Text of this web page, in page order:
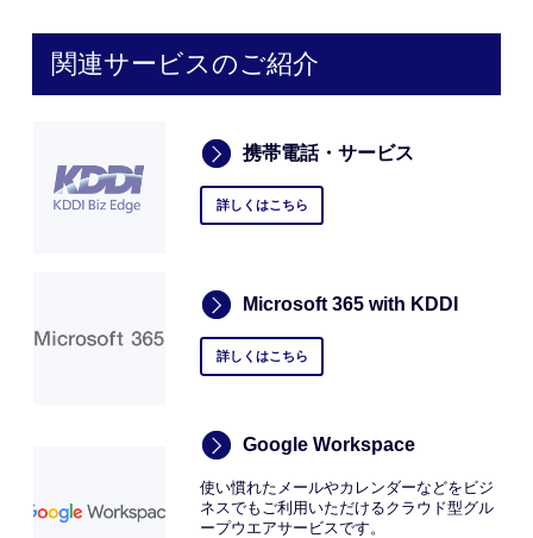
関連サービスのご紹介
携帯電話・サービス
詳しくはこちら
Microsoft 365 with KDDI
詳しくはこちら
Google Workspace
使い慣れたメールやカレンダーなどをビジ
ネスでもご利用いただけるクラウド型グル
ープウエアサービスです。